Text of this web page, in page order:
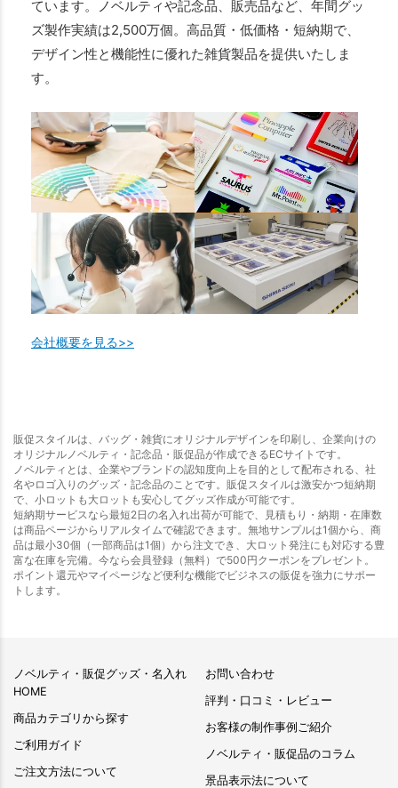
ています。ノベルティや記念品、販売品など、年間グッ
ズ製作実績は2,500万個。高品質・低価格・短納期で、
デザイン性と機能性に優れた雑貨製品を提供いたしま
す。
会社概要を見る>>
販促スタイルは、バッグ・雑貨にオリジナルデザインを印刷し、企業向けの
オリジナルノベルティ・記念品・販促品が作成できるECサイトです。
ノベルティとは、企業やブランドの認知度向上を目的として配布される、社
名やロゴ入りのグッズ・記念品のことです。販促スタイルは激安かつ短納期
で、小ロットも大ロットも安心してグッズ作成が可能です。
短納期サービスなら最短2日の名入れ出荷が可能で、見積もり・納期・在庫数
は商品ページからリアルタイムで確認できます。無地サンプルは1個から、商
品は最小30個（一部商品は1個）から注文でき、大ロット発注にも対応する豊
富な在庫を完備。今なら会員登録（無料）で500円クーポンをプレゼント。
ポイント還元やマイページなど便利な機能でビジネスの販促を強力にサポー
トします。
ノベルティ・販促グッズ・名入れ
HOME
商品カテゴリから探す
ご利用ガイド
ご注文方法について
お問い合わせ
評判・口コミ・レビュー
お客様の制作事例ご紹介
ノベルティ・販促品のコラム
景品表示法について